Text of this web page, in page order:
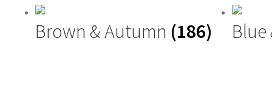
Brown & Autumn (186)